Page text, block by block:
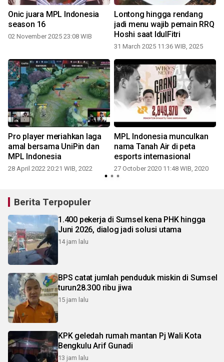
Onic juara MPL Indonesia
season 16
02 November 2025 23:08 WIB
Lontong hingga rendang
jadi menu wajib pemain RRQ
Hoshi saat IdulFitri
31 March 2025 11:36 WIB, 2025
Pro player meriahkan laga
amal bersama UniPin dan
MPL Indonesia
28 April 2022 20:21 WIB, 2022
MPL Indonesia munculkan
nama Tanah Air di peta
esports internasional
27 October 2020 11:48 WIB, 2020
Berita Terpopuler
1.400 pekerja di Sumsel kena PHK hingga
Juni 2026, dialog jadi solusi utama
14 jam lalu
BPS catat jumlah penduduk miskin di Sumsel
turun28.300 ribu jiwa
15 jam lalu
KPK geledah rumah mantan Pj Wali Kota
Bengkulu Arif Gunadi
13 jam lalu